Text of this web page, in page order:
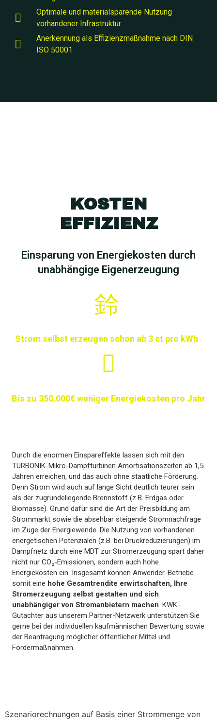
Optimale und materialsparende Nutzung
vorhandener Infrastruktur
Anerkennung als Effizienzmaßnahme nach DIN
ISO 50001
KOSTEN
EFFIZIENZ
Einsparung von Energiekosten durch
unabhängige Eigenerzeugung
Strom selbst erzeugen schon ab 3 ct pro kWh
Bis zu 350.000€ weniger Energiekosten pro Jahr
Durch die enormen Einspareffekte lassen sich mit den
TURBONIK-Mikro-Dampfturbinen Amortisationszeiten ab 1,5
Jahren erreichen, und das auch ohne staatliche Förderung.
Denn Strom wird auch auf lange Sicht deutlich teurer sein
als der zugrundeliegende Brennstoff (z.B. Erdgas oder
Biomasse). Grund dafür sind die Art der Preisbildung am
Strommarkt sowie die absehbar steigende Stromnachfrage
im Zuge der Energiewende. Die Nutzung von vorhandenen
energetischen Potenzialen (z.B. bei Druckreduzierungen) im
Dampfnetz durch eine MDT zur Stromerzeugung spart daher
nicht nur CO₂-Emissionen, sondern auch hohe
Energiekosten ein. Insgesamt können Anwender-Betriebe
somit eine hohe Gesamtrendite erwirtschaften, Ihre
Stromerzeugung selbst gestalten und sich
unabhängiger von Stromanbietern machen. KWK-
Gutachter aus unserem Partner-Netzwerk unterstützen Sie
gerne bei der individuellen kaufmännischen Bewertung sowie
der Beantragung möglicher öffentlicher Mittel und
Fördermaßnahmen.
Szenariorechnungen auf Basis einer Strommenge von